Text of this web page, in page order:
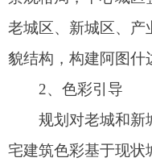
要服务各组团。
阿图什中心城区划分为4
个产业社区生活圈，配
育、体育、医疗卫生、
施。